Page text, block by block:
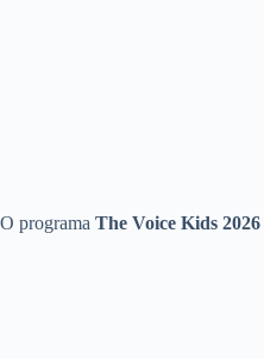
O programa The Voice Kids 2026